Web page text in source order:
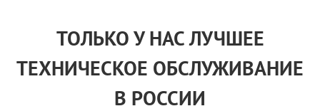
ТОЛЬКОУ НАСЛУЧШЕЕ
ТЕХНИЧЕСКОЕ ОБСЛУЖИВАНИЕ
В РОССИИ